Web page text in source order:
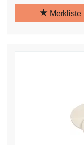
Merkliste